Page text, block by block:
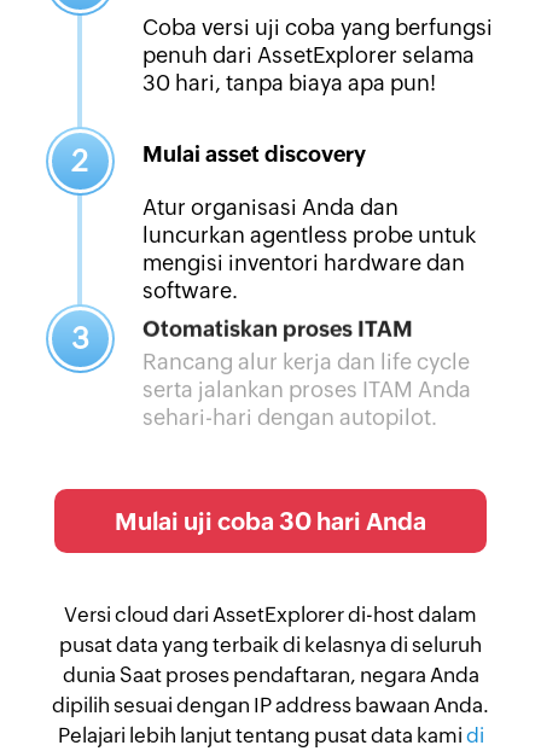
Coba versi uji coba yang berfungsi
penuh dari AssetExplorer selama
30 hari, tanpa biaya apa pun!
2 Mulai asset discovery
Atur organisasi Anda dan
luncurkan agentless probe untuk
mengisi inventori hardware dan
software.
3 Otomatiskan proses ITAM
Rancang alur kerja dan life cycle
serta jalankan proses ITAM Anda
Mulai uji coba 30 hari Anda
Versi cloud dari AssetExplorer di-host dalam
pusat data yang terbaik di kelasnya di seluruh
dunia Saat proses pendaftaran, negara Anda
dipilih sesuai dengan IP address bawaan Anda.
Pelajari lebih lanjut tentang pusat data kami di